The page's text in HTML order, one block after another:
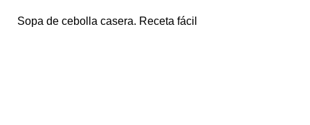
Sopa de cebolla casera. Receta fácil